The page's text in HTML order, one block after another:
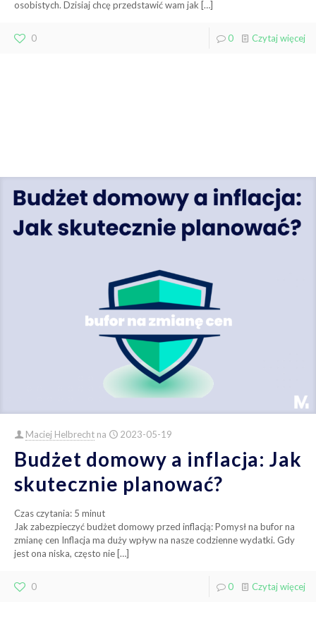
osobistych. Dzisiaj chcę przedstawić wam jak […]
0 0 Czytaj więcej
Maciej Helbrecht na 2023-05-19
Budżet domowy a inflacja: Jak
skutecznie planować?
Czas czytania: 5 minut
Jak zabezpieczyć budżet domowy przed inflacją: Pomysł na bufor na
zmianę cen Inflacja ma duży wpływ na nasze codzienne wydatki. Gdy
jest ona niska, często nie […]
0 0 Czytaj więcej